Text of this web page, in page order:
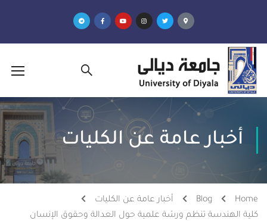
أخبار عامة عن الكليات
Home
Blog
أخبار عامة عن الكليات
كلية الهندسة تنظم ورشة علمية حول العدالة وحقوق الإنسان